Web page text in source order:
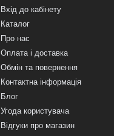
Вхід до кабінету
Каталог
Про нас
Оплата і доставка
Обмін та повернення
Контактна інформація
Блог
Угода користувача
Відгуки про магазин